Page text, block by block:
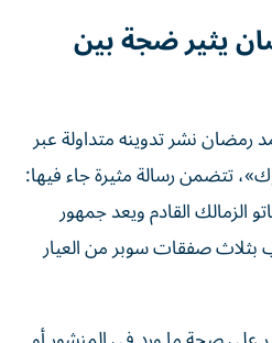
يثير ضجة بين
رمضان نشر تدوينه متداولة عبر
تتضمن رسالة مثيرة جاء فيها:
الزمالك القادم ويعد جمهور
بثلاث صفقات سوبر من العيار